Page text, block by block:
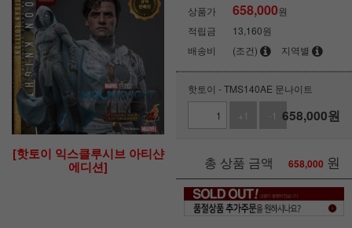
[핫토이 익스클루시브 아티샨
에디션]
상품가
658,000원
적립금
13,160원
배송비
(조건) 지역별
핫토이 - TMS140AE 문나이트
+1
-1 658,000원
총 상품 금액 658,000 원